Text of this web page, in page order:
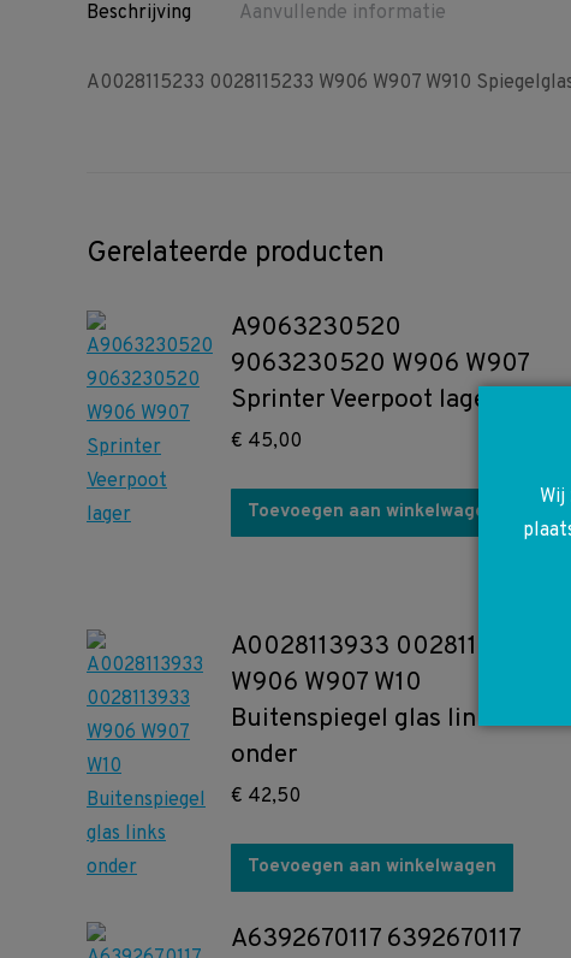
Beschrijving
Aanvullende informatie
A0028115233 0028115233 W906 W907 W910
Gerelateerde producten
A9063230520
9063230520 W906 W907
Sprinter Veerpoot lager
€ 45,00
Toevoegen aan winkelwagen
A0028113933 0028113933
W906 W907 W10
Buitenspiegel glas links
onder
€ 42,50
Toevoegen aan winkelwagen
A6392670117 6392670117